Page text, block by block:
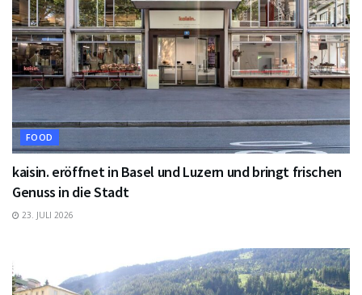
FOOD
kaisin. eröffnet in Basel und Luzern und bringt frischen
Genuss in die Stadt
23. JULI 2026